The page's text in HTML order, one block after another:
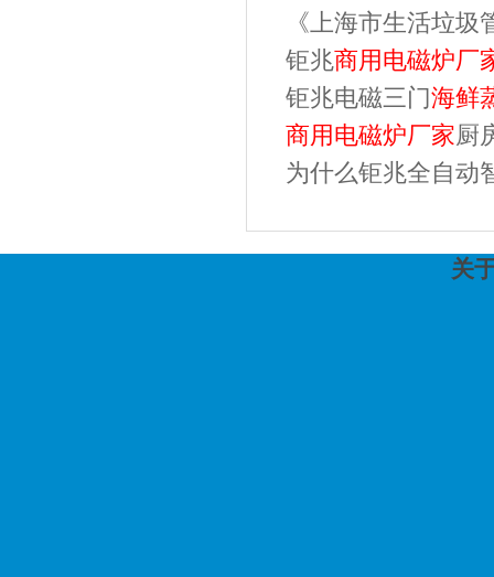
《上海市生活垃圾
钜兆商用电磁炉厂
钜兆电磁三门海鲜
商用电磁炉厂家厨
为什么钜兆全自动
关